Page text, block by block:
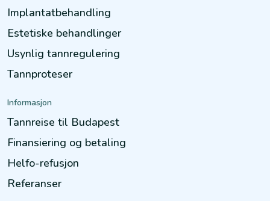
Implantatbehandling
Estetiske behandlinger
Usynlig tannregulering
Tannproteser
Informasjon
Tannreise til Budapest
Finansiering og betaling
Helfo-refusjon
Referanser